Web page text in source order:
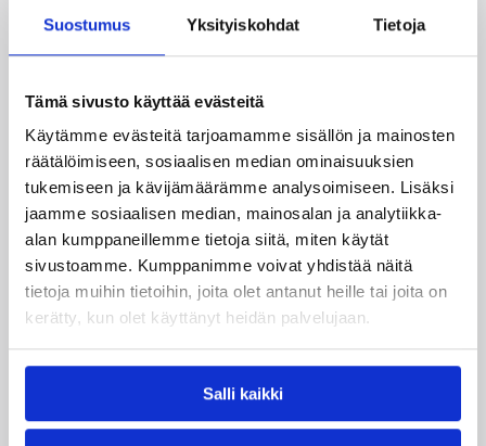
Suostumus Yksityiskohdat Tietoja
Tämä sivusto käyttää evästeitä
Käytämme evästeitä tarjoamamme sisällön ja mainosten
räätälöimiseen, sosiaalisen median ominaisuuksien
tukemiseen ja kävijämäärämme analysoimiseen. Lisäksi
jaamme sosiaalisen median, mainosalan ja analytiikka-
alan kumppaneillemme tietoja siitä, miten käytät
sivustoamme. Kumppanimme voivat yhdistää näitä
tietoja muihin tietoihin, joita olet antanut heille tai joita on
kerätty, kun olet käyttänyt heidän palvelujaan.
Salli kaikki